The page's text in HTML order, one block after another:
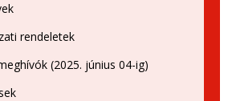
rendeletek
(2025. június 04-ig)